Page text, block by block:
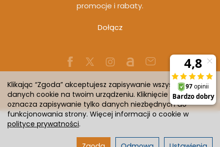
promocje i rabaty.
Dołącz
Sklep internetowy SOTESHOP AI
Klikając “Zgoda” akceptujesz zapisywanie wszystkich
danych cookie na twoim urządzeniu. Kliknięcie “Odmowa”
oznacza zapisywanie tylko danych niezbędnych do
funkcjonowania strony. Więcej informacji o cookie w
polityce prywatności.